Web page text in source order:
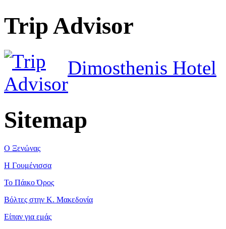
Trip Advisor
Dimosthenis Hotel
Sitemap
Ο Ξενώνας
Η Γουμένισσα
Το Πάικο Όρος
Βόλτες στην Κ. Μακεδονία
Είπαν για εμάς